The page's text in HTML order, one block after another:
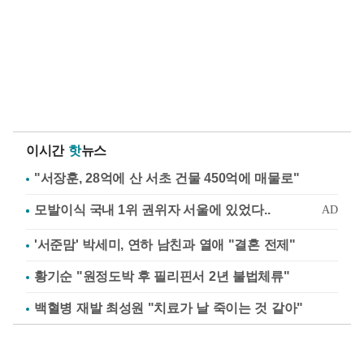
이시간 핫뉴스
"서장훈, 28억에 산 서초 건물 450억에 매물로"
'서준맘' 박세미, 연하 남친과 열애 "결혼 전제"
황기순 "원정도박 후 필리핀서 2년 불법체류"
백혈병 재발 최성원 "치료가 날 죽이는 것 같아"